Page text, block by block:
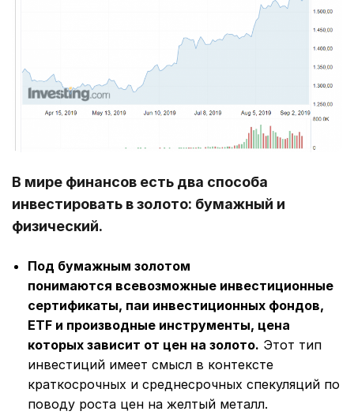
В мире финансов есть два способа
инвестировать в золото: бумажный и
физический.
Под бумажным золотом
понимаются всевозможные инвестиционные
сертификаты, паи инвестиционных фондов,
ETF и производные инструменты, цена
которых зависит от цен на золото. Этот тип
инвестиций имеет смысл в контексте
краткосрочных и среднесрочных спекуляций по
поводу роста цен на желтый металл.